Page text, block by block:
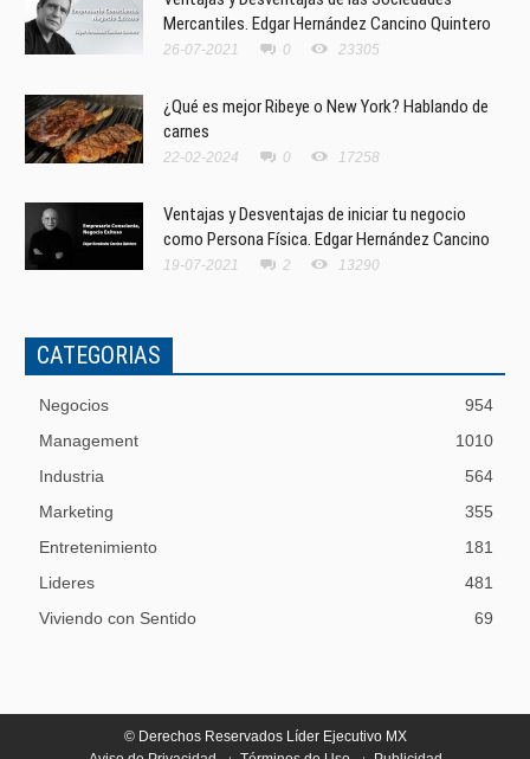
Mercantiles. Edgar Hernández Cancino Quintero
26-07-2021 0 23305
¿Qué es mejor Ribeye o New York? Hablando de
carnes
22-02-2024 0 17258
Ventajas y Desventajas de iniciar tu negocio
como Persona Física. Edgar Hernández Cancino
19-07-2021 2 13290
CATEGORIAS
Negocios
954
Management
1010
Industria
564
Marketing
355
Entretenimiento
181
Lideres
481
Viviendo con Sentido
69
© Derechos Reservados Líder Ejecutivo MX